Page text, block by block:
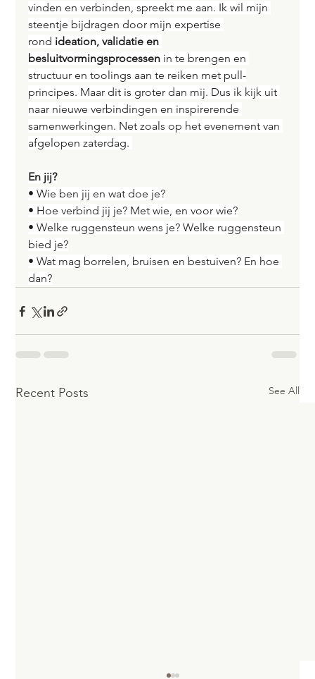
vinden en verbinden, spreekt me aan. Ik wil mijn
steentje bijdragen door mijn expertise
rond ideation, validatie en
besluitvormingsprocessen in te brengen en
structuur en toolings aan te reiken met pull-
principes. Maar dit is groter dan mij. Dus ik kijk uit
naar nieuwe verbindingen en inspirerende
samenwerkingen. Net zoals op het evenement van
afgelopen zaterdag.
En jij?
• Wie ben jij en wat doe je?
• Hoe verbind jij je? Met wie, en voor wie?
• Welke ruggensteun wens je? Welke ruggensteun
bied je?
• Wat mag borrelen, bruisen en bestuiven? En hoe
dan?
Recent Posts See All